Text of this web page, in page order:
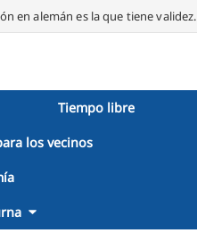
en alemán es la que tiene validez.
Tiempo libre
los vecinos